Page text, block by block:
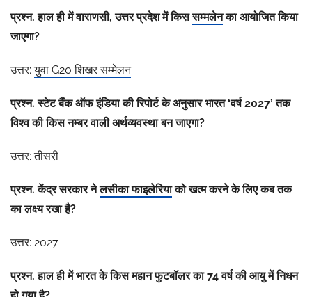
प्रश्न. हाल ही में वाराणसी, उत्तर प्रदेश में किससम्मलेनका आयोजित किया
जाएगा?
उत्तर:युवा G20 शिखर सम्मेलन
प्रश्न. स्टेट बैंक ऑफ इंडिया की रिपोर्ट के अनुसार भारत ‘वर्ष 2027’ तक
विश्व की किस नम्बर वाली अर्थव्यवस्था बन जाएगा?
उत्तर: तीसरी
प्रश्न. केंद्र सरकार नेलसीका फाइलेरियाको खत्म करने के लिए कब तक
का लक्ष्य रखा है?
उत्तर: 2027
प्रश्न. हाल ही में भारत के किस महान फुटबॉलर का 74 वर्ष की आयु में निधन